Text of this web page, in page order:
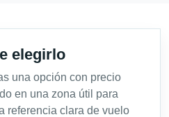
elegirlo
una opción con precio
en una zona útil para
referencia clara de vuelo